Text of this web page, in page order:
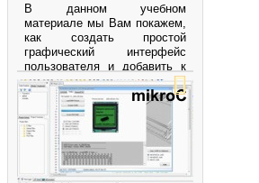
обеспечения.
Просмотров: 598588
В данном учебном
материале мы Вам покажем,
как создать простой
графический интерфейс
пользователя и добавить к
нему несложной
функциональности.
Просмотров: 64724